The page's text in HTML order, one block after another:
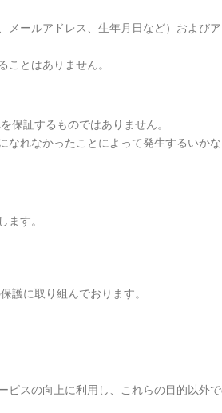
メールアドレス、生年月日など）および
とはありません。
保証するものではありません。
れなかったことによって発生するいか
す。
護に取り組んでおります。
スの向上に利用し、これらの目的以外